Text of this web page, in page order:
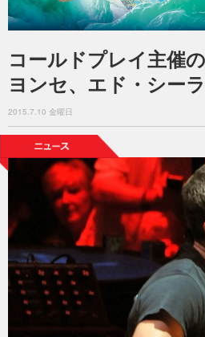
コールドプレイ主催
ヨンセ、エド・シー
2015.7.10 金曜日